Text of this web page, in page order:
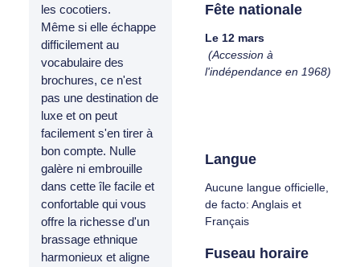
les cocotiers.
Même si elle échappe
difficilement au
vocabulaire des
brochures, ce n'est
pas une destination de
luxe et on peut
facilement s'en tirer à
bon compte. Nulle
galère ni embrouille
dans cette île facile et
confortable qui vous
offre la richesse d'un
brassage ethnique
harmonieux et aligne
Fête nationale
Le 12 mars
(Accession à
l'indépendance en 1968)
Langue
Aucune langue officielle,
de facto: Anglais et
Français
Fuseau horaire